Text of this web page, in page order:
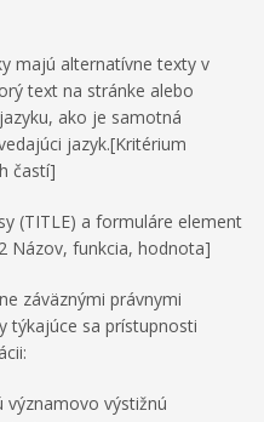
majú alternatívne texty v
text na stránke alebo
ako je samotná
jazyk.[Kritérium
častí]
(TITLE) a formuláre element
Názov, funkcia, hodnota]
záväznými právnymi
týkajúce sa prístupnosti
významovo výstižnú